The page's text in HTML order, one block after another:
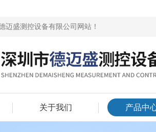
迈盛测控设备有限公司网站！
关于我们 产品中